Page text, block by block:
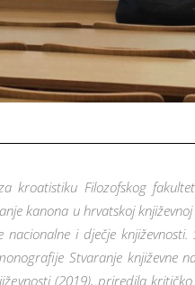
kroatistiku Filozofskog
kanona u hrvatskoj
i dječje
Stvaranje književne
(2019), priredila